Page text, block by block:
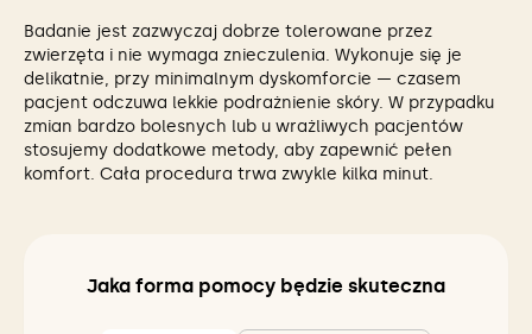
Badanie jest zazwyczaj dobrze tolerowane przez
zwierzęta i nie wymaga znieczulenia. Wykonuje się je
delikatnie, przy minimalnym dyskomforcie — czasem
pacjent odczuwa lekkie podrażnienie skóry. W przypadku
zmian bardzo bolesnych lub u wrażliwych pacjentów
stosujemy dodatkowe metody, aby zapewnić pełen
komfort. Cała procedura trwa zwykle kilka minut.
Jaka forma pomocy będzie skuteczna